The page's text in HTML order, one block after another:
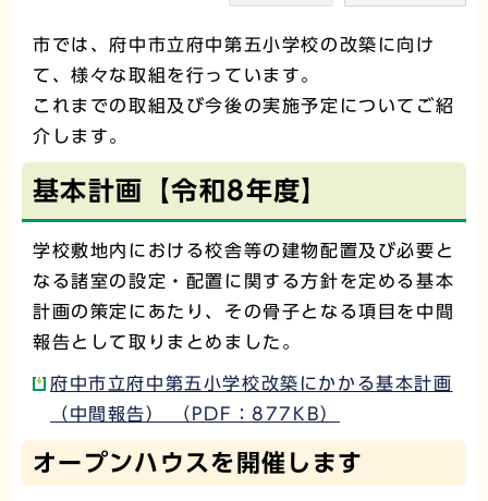
市では、府中市立府中第五小学校の改築に向け
て、様々な取組を行っています。
これまでの取組及び今後の実施予定についてご紹
介します。
基本計画【令和8年度】
学校敷地内における校舎等の建物配置及び必要と
なる諸室の設定・配置に関する方針を定める基本
計画の策定にあたり、その骨子となる項目を中間
報告として取りまとめました。
府中市立府中第五小学校改築にかかる基本計画
（中間報告） （PDF：877KB）
オープンハウスを開催します